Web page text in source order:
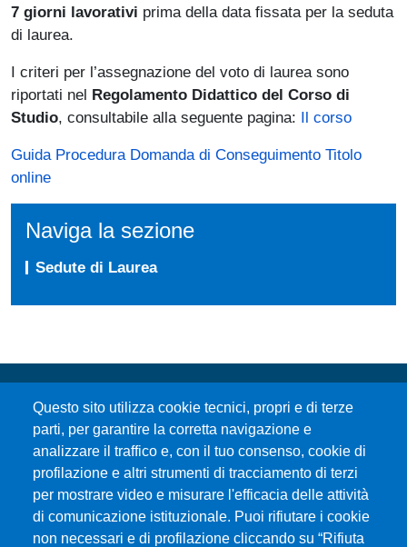
7 giorni lavorativi prima della data fissata per la seduta
di laurea.
I criteri per l’assegnazione del voto di laurea sono
riportati nel Regolamento Didattico del Corso di
Studio, consultabile alla seguente pagina: Il corso
Guida Procedura Domanda di Conseguimento Titolo
online
Naviga la sezione
Sedute di Laurea
Questo sito utilizza cookie tecnici, propri e di terze
parti, per garantire la corretta navigazione e
analizzare il traffico e, con il tuo consenso, cookie di
profilazione e altri strumenti di tracciamento di terzi
per mostrare video e misurare l'efficacia delle attività
di comunicazione istituzionale. Puoi rifiutare i cookie
non necessari e di profilazione cliccando su “Rifiuta
Università degli Studi di Messina
Piazza Pugliatti, 1 - 98122 Messina